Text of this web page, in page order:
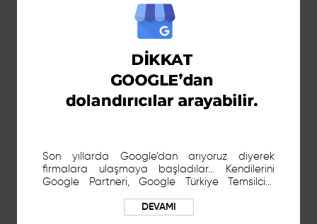
Son yıllarda Google’dan arıyoruz diyerek
firmalara ulaşmaya başladılar… Kendilerini
Google Partneri, Google Türkiye Temsilcisi,
işletmenizin Google güncellemesinin
DEVAMI